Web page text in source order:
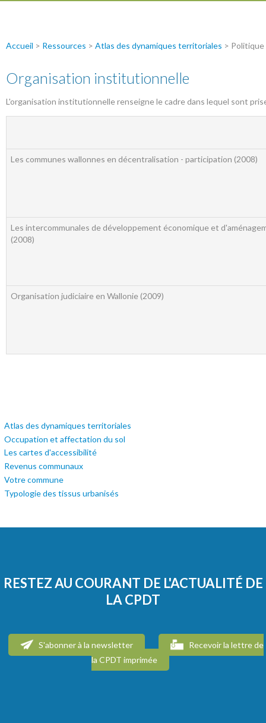
Atlas des dynamiques territoriales
Occupation et affectation du sol
Les cartes d'accessibilité
Revenus communaux
Votre commune
Typologie des tissus urbanisés
Accueil > Ressources > Atlas des dynamiques territoriales >
Organisation institutionnelle
L'organisation institutionnelle renseigne le cadre dans lequel sont
Les communes wallonnes en décentralisation - participation (2008)
Les intercommunales de développement économique et
(2008)
Organisation judiciaire en Wallonie (2009)
RESTEZ AU COURANT DE L'ACTUALITÉ DE
LA CPDT
S'abonner à la newsletter
Recevoir la lettre de
la CPDT imprimée